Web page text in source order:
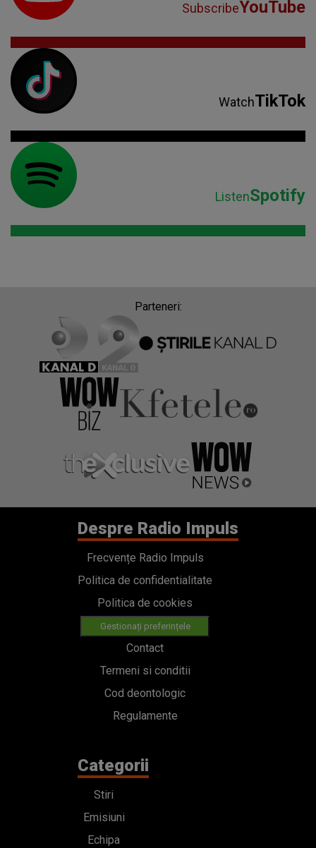
SubscribeYouTube
WatchTikTok
ListenSpotify
Parteneri:
Despre Radio Impuls
Frecvențe Radio Impuls
Politica de confidentialitate
Politica de cookies
Gestionați preferințele
Contact
Termeni si conditii
Cod deontologic
Regulamente
Categorii
Stiri
Emisiuni
Echipa